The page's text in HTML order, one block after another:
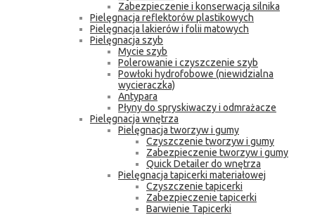
Zabezpieczenie i konserwacja silnika
Pielęgnacja reflektorów plastikowych
Pielęgnacja lakierów i folii matowych
Pielęgnacja szyb
Mycie szyb
Polerowanie i czyszczenie szyb
Powłoki hydrofobowe (niewidzialna
wycieraczka)
Antypara
Płyny do spryskiwaczy i odmrażacze
Pielęgnacja wnętrza
Pielęgnacja tworzyw i gumy
Czyszczenie tworzyw i gumy
Zabezpieczenie tworzyw i gumy
Quick Detailer do wnętrza
Pielęgnacja tapicerki materiałowej
Czyszczenie tapicerki
Zabezpieczenie tapicerki
Barwienie Tapicerki